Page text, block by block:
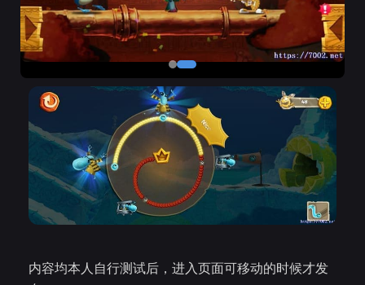
内容均本人自行测试后，进入页面可移动的时候才发